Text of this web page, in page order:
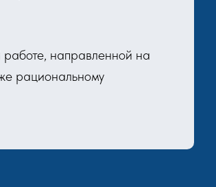
направленной на
рациональному